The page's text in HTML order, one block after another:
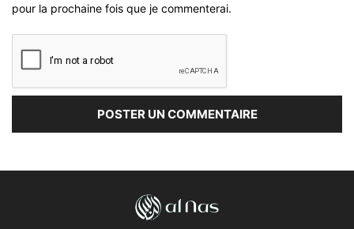
pour la prochaine fois que je commenterai.